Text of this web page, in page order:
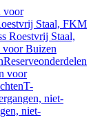
voor
Staal, FKM
Roestvrij Staal,
voor Buizen
Reserveonderdelen
voor
T-
niet-
niet-